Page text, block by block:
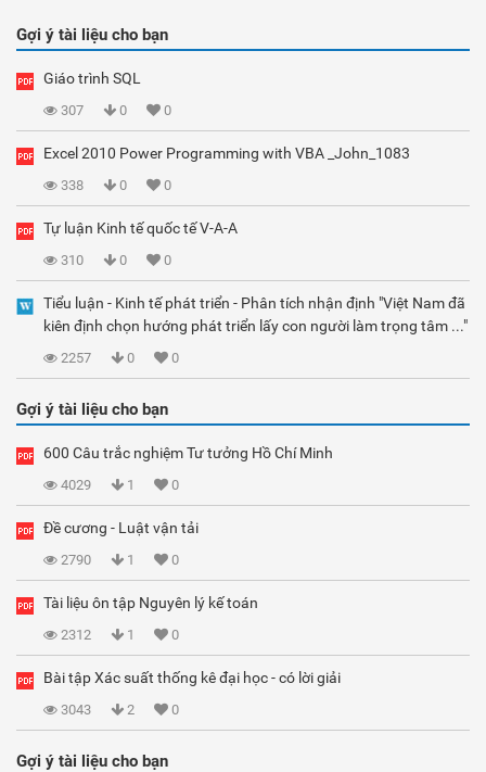
Gợi ý tài liệu cho bạn
Giáo trình SQL
307 0 0
Excel 2010 Power Programming with VBA _John_1083
338 0 0
Tự luận Kinh tế quốc tế V-A-A
310 0 0
Tiểu luận - Kinh tế phát triển - Phân tích nhận định "Việt Nam đã
kiên định chọn hướng phát triển lấy con người làm trọng tâm ..."
2257 0 0
Gợi ý tài liệu cho bạn
600 Câu trắc nghiệm Tư tưởng Hồ Chí Minh
4029 1 0
Đề cương - Luật vận tải
2790 1 0
Tài liệu ôn tập Nguyên lý kế toán
2312 1 0
Bài tập Xác suất thống kê đại học - có lời giải
3043 2 0
Gợi ý tài liệu cho bạn